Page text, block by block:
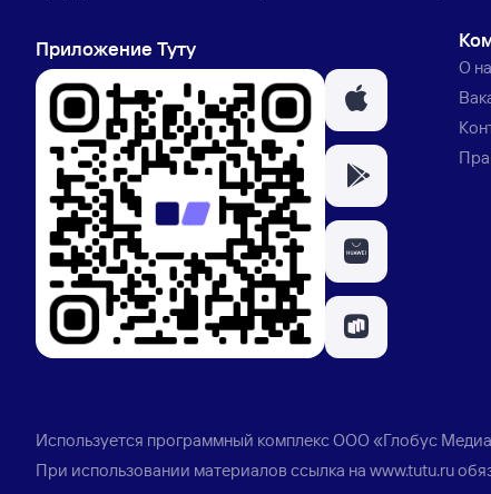
Приложение Туту
О
Используется программный комплексООО «Глобус
При использовании материалов ссылка на www.tutu.ru